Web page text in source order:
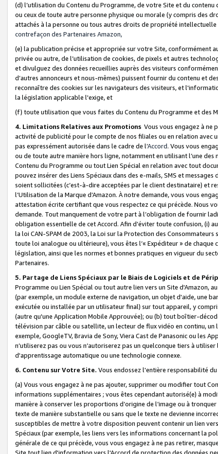
(d) l’utilisation du Contenu du Programme, de votre Site et du
ou ceux de toute autre personne physique ou morale (y compris des
attachés à la personne ou tous autres droits de propriété
contrefaçon des Partenaires Amazon,
(e) la publication précise et appropriée sur votre Site, conformément
privée ou autre, de l’utilisation de cookies, de pixels et autres
et divulguez des données recueillies auprès des visiteurs
d’autres annonceurs et nous-mêmes) puissent fournir du contenu et
reconnaître des cookies sur les navigateurs des visiteurs, et
la législation applicable l'exige, et
(f) toute utilisation que vous faites du Contenu du Programme et des
4. Limitations Relatives aux Promotions Vous vous engagez à ne
activité de publicité pour le compte de nos filiales ou en relation avec
pas expressément autorisée dans le cadre de l’Accord. Vous vous
ou de toute autre manière hors ligne, notamment en utilisant l’une
Contenu du Programme ou tout Lien Spécial en relation avec tout
pouvez insérer des Liens Spéciaux dans des e-mails, SMS et
soient sollicitées (c’est-à-dire acceptées par le client destinataire) et
l’Utilisation de la Marque d’Amazon. À notre demande, vous vous
attestation écrite certifiant que vous respectez ce qui précède. Nous
demande. Tout manquement de votre part à l’obligation de fournir
obligation essentielle de cet Accord. Afin d’éviter toute confusion, (i)
la loi CAN-SPAM de 2003, la Loi sur la Protection des
toute loi analogue ou ultérieure), vous êtes l’« Expéditeur » de
législation, ainsi que les normes et bonnes pratiques en vigueur du
Partenaires.
5. Partage de Liens Spéciaux par le Biais de Logiciels et de
Programme ou Lien Spécial ou tout autre lien vers un Site d'Amazon,
(par exemple, un module externe de navigation, un objet d'aide, une
exécutée ou installée par un utilisateur final) sur tout appareil, y
(autre qu'une Application Mobile Approuvée); ou (b) tout boîtier-
télévision par câble ou satellite, un lecteur de flux vidéo en continu,
exemple, GoogleTV, Bravia de Sony, Viera Cast de Panasonic ou les
n’utiliserez pas ou vous n’autoriserez pas un quelconque tiers à
d'apprentissage automatique ou une technologie connexe.
6. Contenu sur Votre Site. Vous endossez l'entière responsabilité
(a) Vous vous engagez à ne pas ajouter, supprimer ou modifier tout
informations supplémentaires ; vous êtes cependant autorisé(e) à
manière à conserver les proportions d’origine de l’image ou à
texte de manière substantielle ou sans que le texte ne devienne
susceptibles de mettre à votre disposition peuvent contenir un lien
Spéciaux (par exemple, les liens vers les informations concernant la
générale de ce qui précède, vous vous engagez à ne pas retirer,
Site tout lien d'information vers l'Accord de protection des données